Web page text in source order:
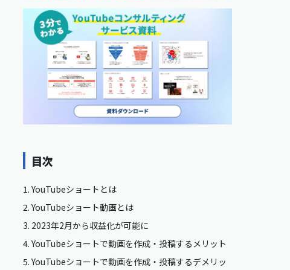
目次
1.YouTubeショートとは
2.YouTubeショート動画とは
3. 2023年2月から収益化が可能に
4.YouTubeショートで動画を作成・投稿するメリット
5.YouTubeショートで動画を作成・投稿するデメリッ